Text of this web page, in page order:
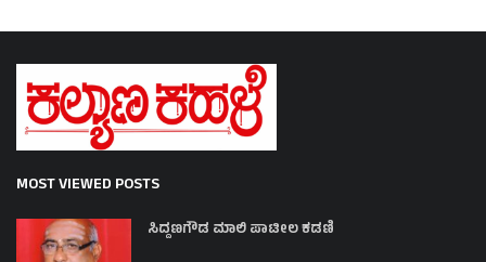
MOST VIEWED POSTS
ಸಿದ್ದಣಗೌಡ ಮಾಲಿ ಪಾಟೀಲ ಕಡಣಿ